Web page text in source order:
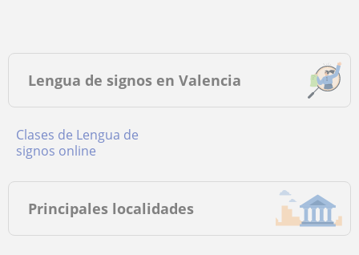
Lengua de signos en Valencia
Clases de Lengua de
signos online
Principales localidades